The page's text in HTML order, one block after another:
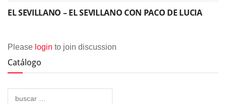
EL SEVILLANO – EL SEVILLANO CON PACO DE LUCIA
Please login to join discussion
Catálogo